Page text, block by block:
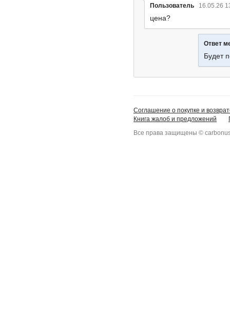
Пользователь 16.05.26
цена?
Ответ
Будет
Соглашение о покупке и
Книга жалоб и предложений
Все права защищены ©